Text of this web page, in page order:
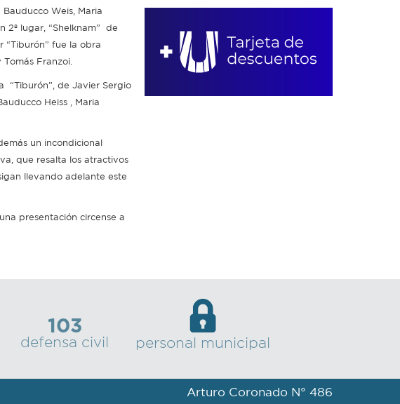
Weis, Maria
2º lugar, “Shelknam” de
“Tiburón” fue la obra
Franzoi.
“Tiburón”, de Javier Sergio
Heiss , Maria
un incondicional
que resalta los atractivos
llevando adelante este
presentación circense a
103
defensa civil personal municipal
Arturo Coronado N° 486